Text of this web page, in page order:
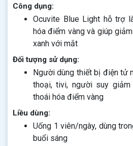
Công dụng:
Ocuvite Blue Light hỗ trợ
hóa điểm vàng và giúp
xanh với mắt
Đối tượng sử dụng:
Người dùng thiết bị điện tử
thoại, tivi, người suy
thoái hóa điểm vàng
Liều dùng:
Uống 1 viên/ngày, dùng
buổi sáng